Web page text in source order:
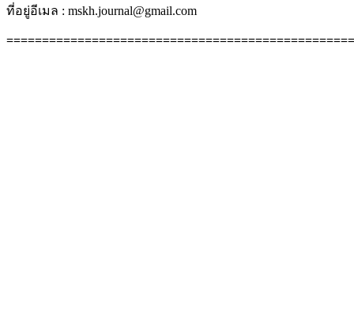
ที่อยู่อีเมล : mskh.journal@gmail.com